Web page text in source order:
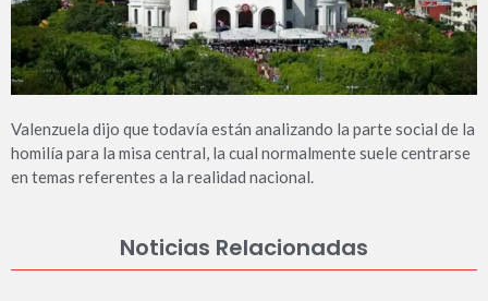
Valenzuela dijo que todavía están analizando la parte social de la
homilía para la misa central, la cual normalmente suele centrarse
en temas referentes a la realidad nacional.
Noticias Relacionadas